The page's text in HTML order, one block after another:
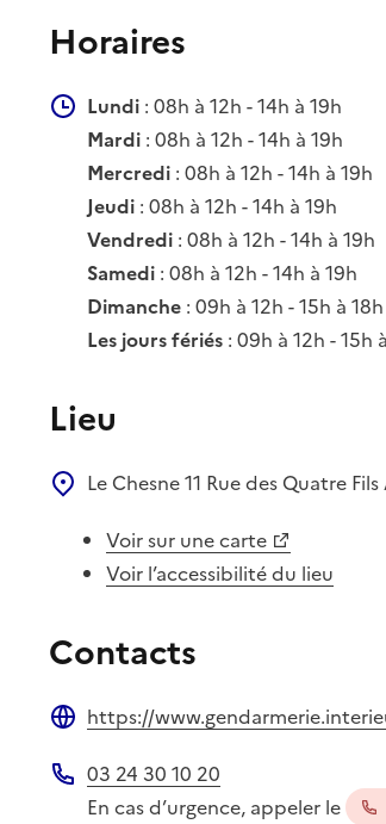
Horaires
Lundi : 08h à 12h - 14h à 19h
Mardi : 08h à 12h - 14h à 19h
Mercredi : 08h à 12h - 14h à 19h
Jeudi : 08h à 12h - 14h à 19h
Vendredi : 08h à 12h - 14h à 19h
Samedi : 08h à 12h - 14h à 19h
Dimanche : 09h à 12h - 15h à 18h
Les jours fériés : 09h à 12h - 15h
Lieu
Le Chesne11 Rue des Quatre
Voir sur une carte
Voir l’accessibilité du lieu
Contacts
https://
Téléphone
03 24 30 10 20
En cas d’urgence, appeler le